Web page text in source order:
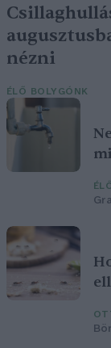
nézni
ÉLŐ BOLYGÓNK